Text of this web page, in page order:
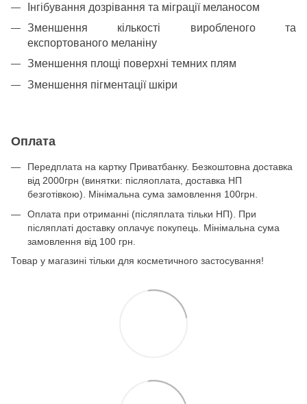
Інгібування дозрівання та міграції меланосом
Зменшення кількості виробленого та
експортованого меланіну
Зменшення площі поверхні темних плям
Зменшення пігментації шкіри
Оплата
Передплата на картку Приватбанку. Безкоштовна доставка
від 2000грн (винятки: післяоплата, доставка НП
безготівкою). Мінімальна сума замовлення 100грн.
Оплата при отриманні (післяплата тільки НП). При
післяплаті доставку оплачує покупець. Мінімальна сума
замовлення від 100 грн.
Товар у магазині тільки для косметичного застосування!